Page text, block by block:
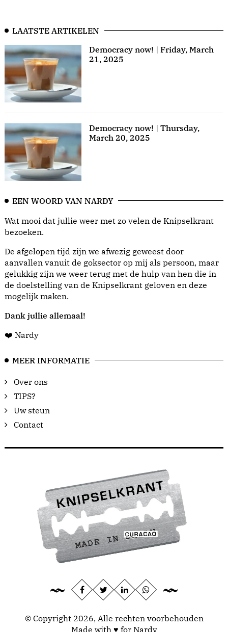
LAATSTE ARTIKELEN
Democracy now! | Friday, March
21, 2025
Democracy now! | Thursday,
March 20, 2025
EEN WOORD VAN NARDY
Wat mooi dat jullie weer met zo velen de Knipselkrant
bezoeken.
De afgelopen tijd zijn we afwezig geweest door
aanvallen vanuit de goksector op mij als persoon, maar
gelukkig zijn we weer terug met de hulp van hen die in
de doelstelling van de Knipselkrant geloven en deze
mogelijk maken.
Dank jullie allemaal!
❤️ Nardy
MEER INFORMATIE
Over ons
TIPS?
Uw steun
Contact
© Copyright 2026, Alle rechten voorbehouden
Made with ♥ for Nardy